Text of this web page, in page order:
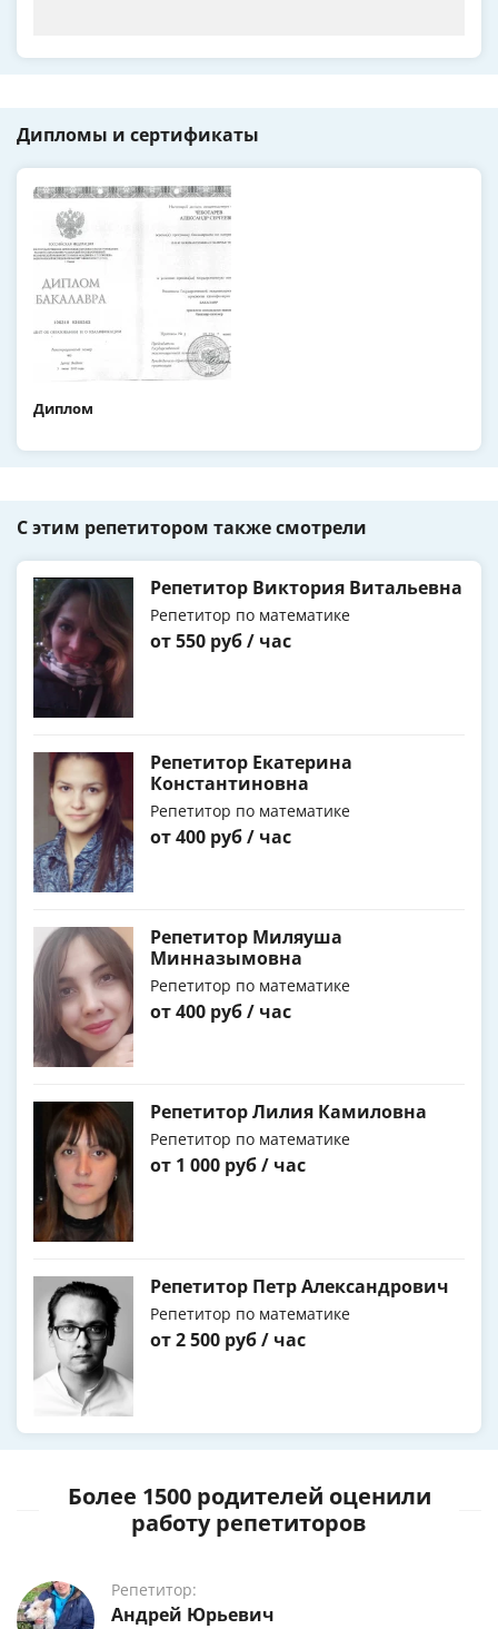
Дипломы и сертификаты
Диплом
С этим репетитором также смотрели
Репетитор Виктория Витальевна
Репетитор по математике
от 550 руб / час
Репетитор Екатерина
Константиновна
Репетитор по математике
от 400 руб / час
Репетитор Миляуша
Минназымовна
Репетитор по математике
от 400 руб / час
Репетитор Лилия Камиловна
Репетитор по математике
от 1 000 руб / час
Репетитор Петр Александрович
Репетитор по математике
от 2 500 руб / час
Более 1500 родителей оценили
работу репетиторов
Репетитор:
Андрей Юрьевич